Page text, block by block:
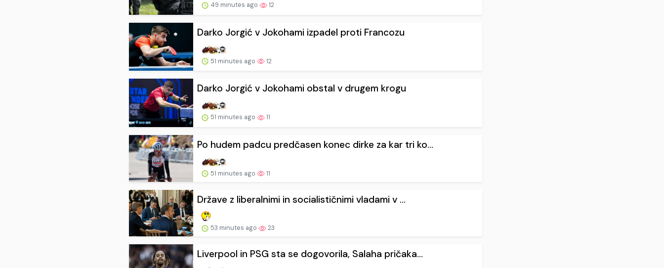
49 minutes ago 12
Darko Jorgić v Jokohami izpadel proti Francozu
51 minutes ago 12
Darko Jorgić v Jokohami obstal v drugem krogu
51 minutes ago 11
Po hudem padcu predčasen konec dirke za kar tri ko...
51 minutes ago 11
Države z liberalnimi in socialističnimi vladami v ...
53 minutes ago 23
Liverpool in PSG sta se dogovorila, Salaha pričaka...